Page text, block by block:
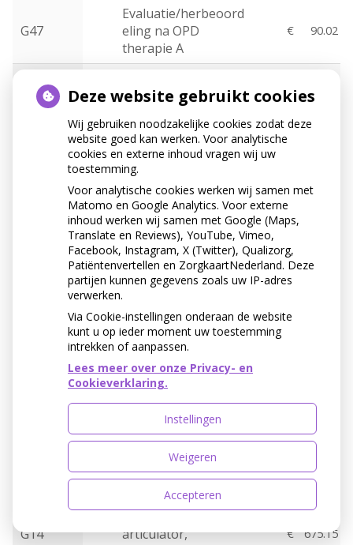
G47
Evaluatie/herbeoord
eling na OPD
therapie A
€ 90.02
G43
therapie B (complex)
*
Therapeutische
injectie
*
Consult voor
instructie
apparatuur
(eenmalig)
€
Evaluatie/herbeoord
eling na OPD
therapie B
€
Niet-standaard
beetregistratie
Scharnierasbepaling
Centrale
relatiebepaling
105.02
Protrale/laterale
bepalingen
G14
Instellen volledig
articulator,
€ 675.15
Deze website gebruikt cookies
Wij gebruiken noodzakelijke cookies zodat deze
website goed kan werken. Voor analytische
cookies en externe inhoud vragen wij uw
toestemming.
Voor analytische cookies werken wij samen met
Matomo en Google Analytics. Voor externe
inhoud werken wij samen met Google (Maps,
Translate en Reviews), YouTube, Vimeo,
Facebook, Instagram, X (Twitter), Qualizorg,
Patiëntenvertellen en ZorgkaartNederland. Deze
partijen kunnen gegevens zoals uw IP-adres
verwerken.
Via Cookie-instellingen onderaan de website
kunt u op ieder moment uw toestemming
intrekken of aanpassen.
Lees meer over onze Privacy- en
Cookieverklaring.
Instellingen
Weigeren
Accepteren